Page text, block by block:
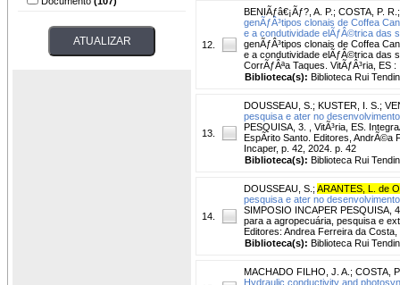
12.
BENIÃƒâ€¡Ãƒ?, A. P. ; COSTA, P. R.
genÃƒÂ³tipos clonais de Coffea
e a condutividade elÃƒÂ©trica das
genÃƒÂ³tipos clonais de Coffea
e a condutividade elÃƒÂ©trica das
CorrÃƒÂªa Taques. VitÃƒÂ³ria, ES
Biblioteca(s): Biblioteca Rui
13.
DOUSSEAU, S. ; KUSTER, I. S. ;
pesquisa e ater no
PESQUISA, 3. , VitÃ³ria, ES.
EspÃ­rito Santo. Editores, AndrÃ©a
Incaper, p. 42, 2024. p. 42
Biblioteca(s): Biblioteca Rui
14.
DOUSSEAU, S. ; ARANTES, L. de O
pesquisa e ater no
SIMPOSIO INCAPER PESQUISA,
para a agropecuária, pesquisa e
Editores: Andrea Ferreira da
Biblioteca(s): Biblioteca Rui
MACHADO FILHO, J. A. ; COSTA,
Hydraulic conductivity and